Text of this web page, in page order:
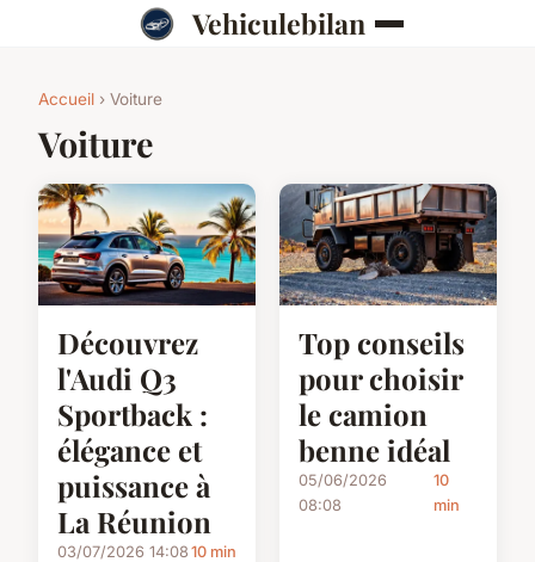
Vehiculebilan
Accueil › Voiture
Voiture
Découvrez
l'Audi Q3
Sportback :
élégance et
puissance à
La Réunion
03/07/2026 14:08 10 min
Top conseils
pour choisir
le camion
benne idéal
05/06/2026
08:08
10
min